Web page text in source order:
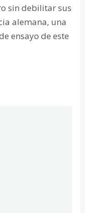
sin debilitar sus
alemana, una
ensayo de este